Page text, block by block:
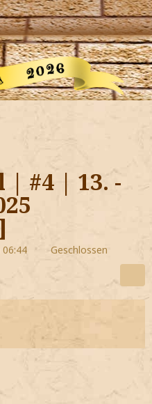
werden!
| #4 | 13. -
Geschlossen